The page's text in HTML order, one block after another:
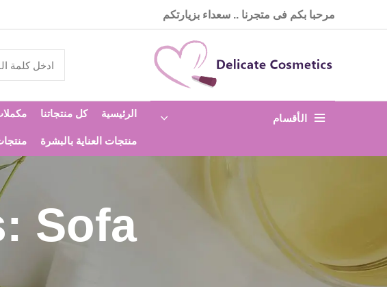
مرحبا بكم فى متجرنا .. سعداء بزيارتكم
الأقسام الرئيسية كل منتجاتنا
منتجات العناية بالبشرة
Sofa